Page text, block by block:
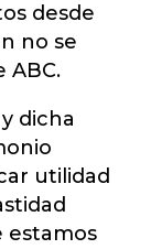
desde
no se
ABC.
dicha
utilidad
estamos